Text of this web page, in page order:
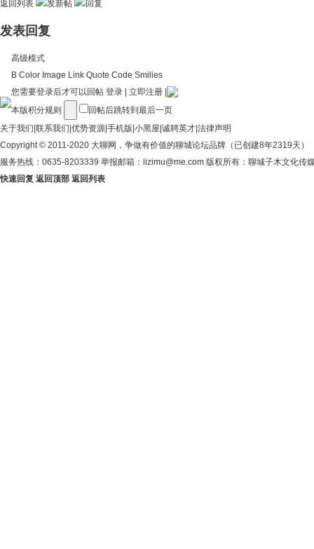
返回列表
发表回复
高级模式
B Color Image Link Quote Code Smilies
您需要登录后才可以回帖 登录 | 立即注册 |
本版积分规则
回帖后跳转到最后一页
关于我们|联系我们|优势资源|手机版|小黑屋|诚聘英才|法律声明
Copyright © 2011-2020 大聊网 ，争做有价值的聊城论坛品牌（已创建8年2319天）
服务热线：0635-8203339 举报邮箱：lizimu@me.com 版权所有：聊城子木文化传
快速回复 返回顶部 返回列表